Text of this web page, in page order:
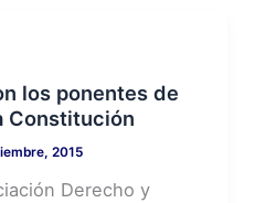
los ponentes de
Constitución
2015
Derecho y